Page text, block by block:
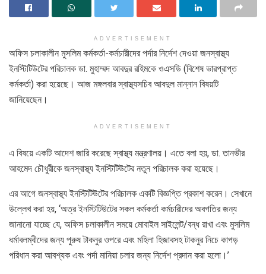
ADVERTISEMENT
অফিস চলাকালীন মুসলিম কর্মকর্তা-কর্মচারীদের পর্দার নির্দেশ দেওয়া জনস্বাস্থ্য
ইনস্টিটিউটের পরিচালক ডা. মুহাম্মদ আবদুর রহিমকে ওএসডি (বিশেষ ভারপ্রাপ্ত
কর্মকর্তা) করা হয়েছে। আজ মঙ্গলবার স্বাস্থ্যসচিব আবদুল মান্নান বিষয়টি
জানিয়েছেন।
ADVERTISEMENT
এ বিষয়ে একটি আদেশ জারি করেছে স্বাস্থ্য মন্ত্রণালয়। এতে বলা হয়, ডা. তানভীর
আহমেদ চৌধুরীকে জনস্বাস্থ্য ইনস্টিটিউটের নতুন পরিচালক করা হয়েছে।
এর আগে জনস্বাস্থ্য ইনস্টিটিউটের পরিচালক একটি বিজ্ঞপ্তি প্রকাশ করেন। সেখানে
উল্লেখ করা হয়, ‘অত্র ইনস্টিটিউটের সকল কর্মকর্তা কর্মচারীদের অবগতির জন্য
জানানো যাচ্ছে যে, অফিস চলাকালীন সময়ে মোবাইল সাইলেন্ট/বন্ধ রাখা এবং মুসলিম
ধর্মাবলম্বীদের জন্য পুরুষ টাকনুর ওপরে এবং মহিলা হিজাবসহ টাকনুর নিচে কাপড়
পরিধান করা আবশ্যক এবং পর্দা মানিয়া চলার জন্য নির্দেশ প্রদান করা হলো।’